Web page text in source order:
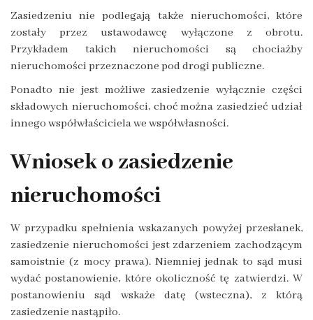
Zasiedzeniu nie podlegają także nieruchomości, które
zostały przez ustawodawcę wyłączone z obrotu.
Przykładem takich nieruchomości są chociażby
nieruchomości przeznaczone pod drogi publiczne.
Ponadto nie jest możliwe zasiedzenie wyłącznie części
składowych nieruchomości, choć można zasiedzieć udział
innego współwłaściciela we współwłasności.
Wniosek o zasiedzenie
nieruchomości
W przypadku spełnienia wskazanych powyżej przesłanek,
zasiedzenie nieruchomości jest zdarzeniem zachodzącym
samoistnie (z mocy prawa). Niemniej jednak to sąd musi
wydać postanowienie, które okoliczność tę zatwierdzi. W
postanowieniu sąd wskaże datę (wsteczna), z którą
zasiedzenie nastąpiło.